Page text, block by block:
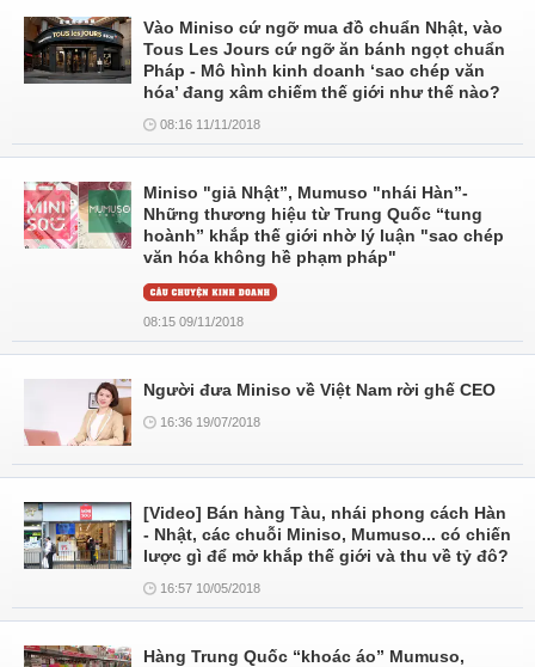
Vào Miniso cứ ngỡ mua đồ chuẩn Nhật, vào
Tous Les Jours cứ ngỡ ăn bánh ngọt chuẩn
Pháp - Mô hình kinh doanh ‘sao chép văn
hóa’ đang xâm chiếm thế giới như thế nào?
08:16 11/11/2018
Miniso "giả Nhật”, Mumuso "nhái Hàn”-
Những thương hiệu từ Trung Quốc “tung
hoành” khắp thế giới nhờ lý luận "sao chép
văn hóa không hề phạm pháp"
08:15 09/11/2018
Người đưa Miniso về Việt Nam rời ghế CEO
16:36 19/07/2018
[Video] Bán hàng Tàu, nhái phong cách Hàn
- Nhật, các chuỗi Miniso, Mumuso... có chiến
lược gì để mở khắp thế giới và thu về tỷ đô?
16:57 10/05/2018
Hàng Trung Quốc “khoác áo” Mumuso,